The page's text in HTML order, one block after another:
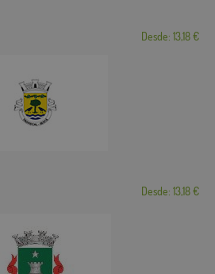
Desde: 13,18 €
Desde: 13,18 €